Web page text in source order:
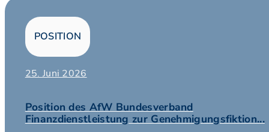
POSITION
25. Juni 2026
Position des AfW Bundesverband
Finanzdienstleistung zur Genehmigungsfiktion...